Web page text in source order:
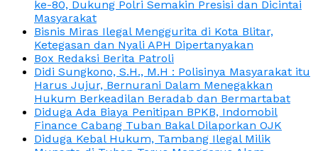
ke-80, Dukung Polri Semakin Presisi dan Dicintai
Masyarakat
Bisnis Miras Ilegal Menggurita di Kota Blitar,
Ketegasan dan Nyali APH Dipertanyakan
Box Redaksi Berita Patroli
Didi Sungkono, S.H., M.H : Polisinya Masyarakat itu
Harus Jujur, Bernurani Dalam Menegakkan
Hukum Berkeadilan Beradab dan Bermartabat
Diduga Ada Biaya Penitipan BPKB, Indomobil
Finance Cabang Tuban Bakal Dilaporkan OJK
Diduga Kebal Hukum, Tambang Ilegal Milik